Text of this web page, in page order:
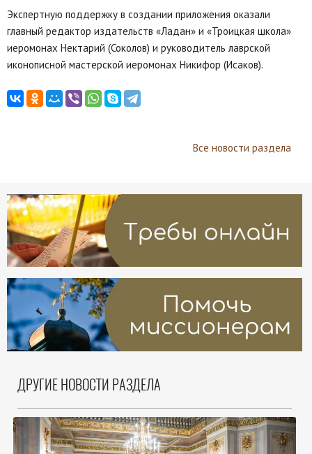
Экспертную поддержку в создании приложения оказали
главный редактор издательств «Ладан» и «Троицкая школа»
иеромонах Нектарий (Соколов) и руководитель лаврской
иконописной мастерской иеромонах Никифор (Исаков).
Все новости раздела
ДРУГИЕ НОВОСТИ РАЗДЕЛА